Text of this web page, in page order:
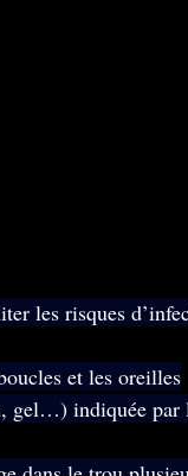
les risques
et les oreilles
indiquée par